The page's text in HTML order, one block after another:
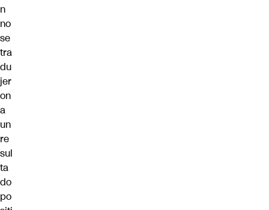
n
no
se
tra
du
jer
on
a
un
re
sul
ta
do
po